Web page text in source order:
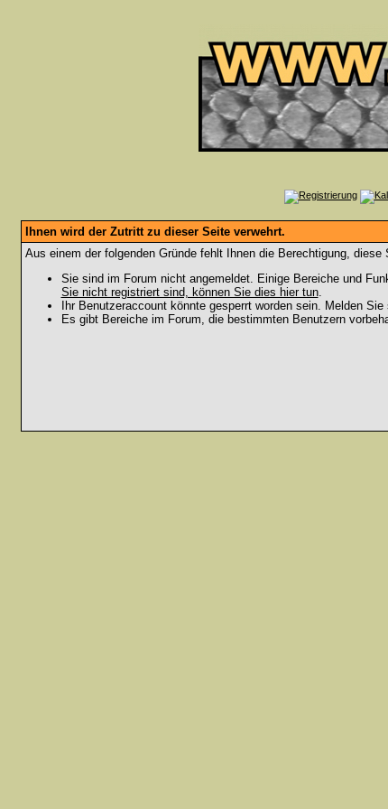
Ihnen wird der Zutritt zu dieser Seite verwehrt.
Aus einem der folgenden Gründe fehlt Ihnen die Berechtigung, diese
Sie sind im Forum nicht angemeldet. Einige Bereiche und
Sie nicht registriert sind, können Sie dies hier tun.
Ihr Benutzeraccount könnte gesperrt worden sein. Melden
Es gibt Bereiche im Forum, die bestimmten Benutzern